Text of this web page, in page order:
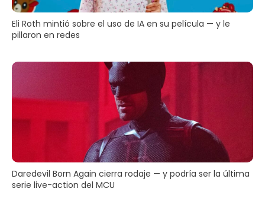
Eli Roth mintió sobre el uso de IA en su película — y le
pillaron en redes
Daredevil Born Again cierra rodaje — y podría ser la última
serie live-action del MCU